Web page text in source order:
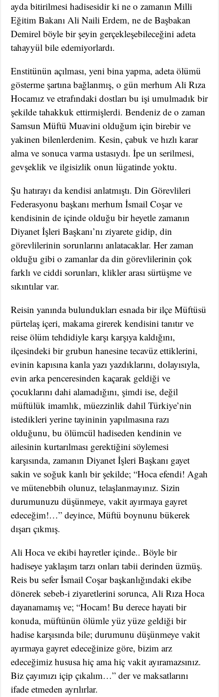
ayda bitirilmesi hadisesidir ki ne o zamanın Milli
Eğitim Bakanı Ali Naili Erdem, ne de Başbakan
Demirel böyle bir şeyin gerçekleşebileceğini adeta
tahayyül bile edemiyorlardı.
Enstitünün açılması, yeni bina yapma, adeta ölümü
gösterme şartına bağlanmış, o gün merhum Ali Rıza
Hocamız ve etrafındaki dostları bu işi umulmadık bir
şekilde tahakkuk ettirmişlerdi. Bendeniz de o zaman
Samsun Müftü Muavini olduğum için birebir ve
yakinen bilenlerdenim. Kesin, çabuk ve hızlı karar
alma ve sonuca varma ustasıydı. İpe un serilmesi,
gevşeklik ve ilgisizlik onun lügatinde yoktu.
Şu hatırayı da kendisi anlatmıştı. Din Görevlileri
Federasyonu başkanı merhum İsmail Coşar ve
kendisinin de içinde olduğu bir heyetle zamanın
Diyanet İşleri Başkanı’nı ziyarete gidip, din
görevlilerinin sorunlarını anlatacaklar. Her zaman
olduğu gibi o zamanlar da din görevlilerinin çok
farklı ve ciddi sorunları, klikler arası sürtüşme ve
sıkıntılar var.
Reisin yanında bulundukları esnada bir ilçe Müftüsü
pürtelaş içeri, makama girerek kendisini tanıtır ve
reise ölüm tehdidiyle karşı karşıya kaldığını,
ilçesindeki bir grubun hanesine tecavüz ettiklerini,
evinin kapısına kanla yazı yazdıklarını, dolayısıyla,
evin arka penceresinden kaçarak geldiği ve
çocuklarını dahi alamadığını, şimdi ise, değil
müftülük imamlık, müezzinlik dahil Türkiye’nin
istedikleri yerine tayininin yapılmasına razı
olduğunu, bu ölümcül hadiseden kendinin ve
ailesinin kurtarılması gerektiğini söylemesi
karşısında, zamanın Diyanet İşleri Başkanı gayet
sakin ve soğuk kanlı bir şekilde; “Hoca efendi! Agah
ve mütenebbih olunuz, telaşlanmayınız. Sizin
durumunuzu düşünmeye, vakit ayırmaya gayret
edeceğim!…” deyince, Müftü boynunu bükerek
dışarı çıkmış.
Ali Hoca ve ekibi hayretler içinde.. Böyle bir
hadiseye yaklaşım tarzı onları tabii derinden üzmüş.
Reis bu sefer İsmail Coşar başkanlığındaki ekibe
dönerek sebeb-i ziyaretlerini sorunca, Ali Rıza Hoca
dayanamamış ve; “Hocam! Bu derece hayati bir
konuda, müftünün ölümle yüz yüze geldiği bir
hadise karşısında bile; durumunu düşünmeye vakit
ayırmaya gayret edeceğinize göre, bizim arz
edeceğimiz hususa hiç ama hiç vakit ayıramazsınız.
Biz çayımızı içip çıkalım…” der ve maksatlarını
ifade etmeden ayrılırlar.